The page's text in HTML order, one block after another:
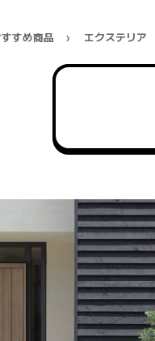
すめ商品 エクステリア